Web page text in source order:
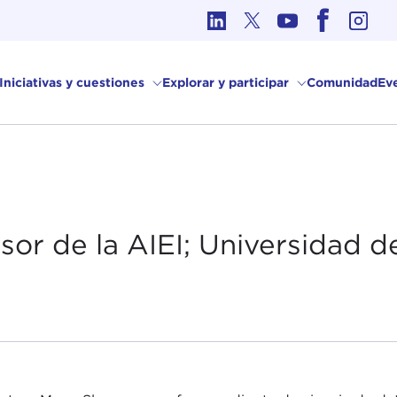
Iniciativas y cuestiones Explorar y participar Comunidad
de la AIEI; Universidad